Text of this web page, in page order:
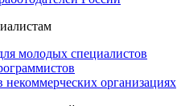
молодых специалистов
некоммерческих организациях